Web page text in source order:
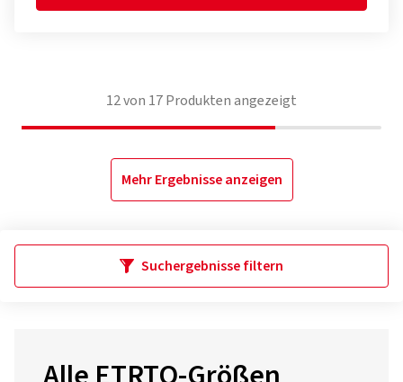
12von 17Produkten angezeigt
Mehr Ergebnisse anzeigen
Suchergebnisse filtern